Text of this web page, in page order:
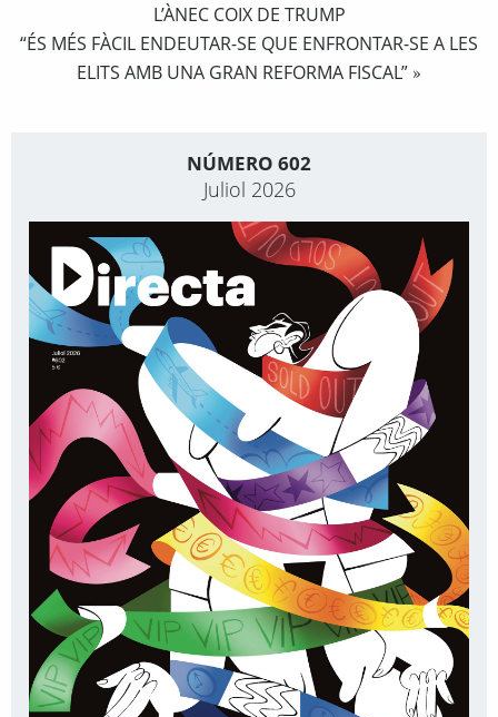
L’ÀNEC COIX DE TRUMP
“ÉS MÉS FÀCIL ENDEUTAR-SE QUE ENFRONTAR-SE A LES
ELITS AMB UNA GRAN REFORMA FISCAL” »
NÚMERO 602
Juliol 2026